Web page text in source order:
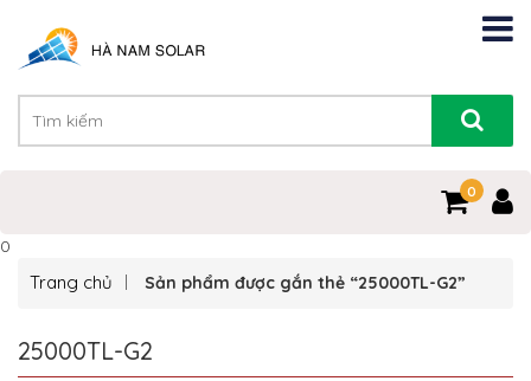
0
0
Trang chủ Sản phẩm được gắn thẻ “25000TL-G2”
25000TL-G2